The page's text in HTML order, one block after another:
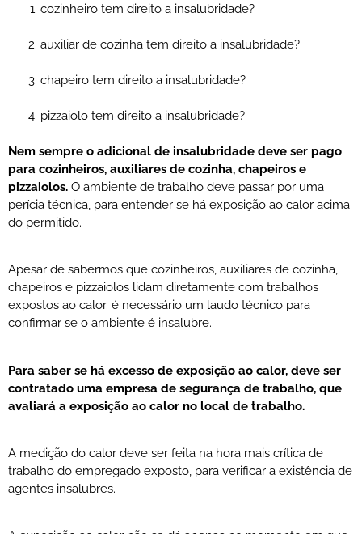
cozinheiro tem direito a insalubridade?
auxiliar de cozinha tem direito a insalubridade?
chapeiro tem direito a insalubridade?
pizzaiolo tem direito a insalubridade?
Nem sempre o adicional de insalubridade deve ser pago
para cozinheiros, auxiliares de cozinha, chapeiros e
pizzaiolos. O ambiente de trabalho deve passar por uma
perícia técnica, para entender se há exposição ao calor acima
do permitido.
Apesar de sabermos que cozinheiros, auxiliares de cozinha,
chapeiros e pizzaiolos lidam diretamente com trabalhos
expostos ao calor. é necessário um laudo técnico para
confirmar se o ambiente é insalubre.
Para saber se há excesso de exposição ao calor, deve ser
contratado uma empresa de segurança de trabalho, que
avaliará a exposição ao calor no local de trabalho.
A medição do calor deve ser feita na hora mais crítica de
trabalho do empregado exposto, para verificar a existência de
agentes insalubres.